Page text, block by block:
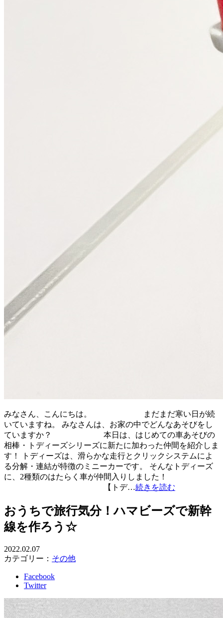
みなさん、こんにちは。 まだまだ寒い日が続
いていますね。 みなさんは、お家の中でどんなあそびをし
ていますか？ 本日は、はじめての車あそびの
相棒・トディーズシリーズに新たに加わった仲間を紹介しま
す！ トディーズは、滑らかな走行とクリックシステムによ
る分解・連結が特徴のミニーカーです。 そんなトディーズ
に、2種類のはたらく車が仲間入りしました！
【トデ…続きを読む
おうちで旅行気分！ハマビーズで新幹
線を作ろう☆
2022.02.07
カテゴリー： その他
Facebook
Twitter